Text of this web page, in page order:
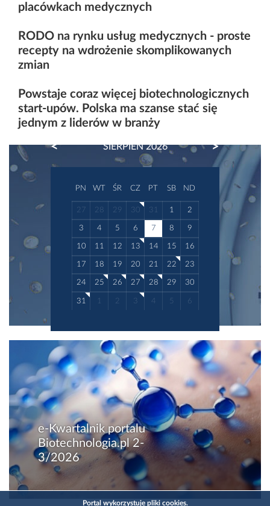
placówkach medycznych
RODO na rynku usług medycznych - proste
recepty na wdrożenie skomplikowanych
zmian
Powstaje coraz więcej biotechnologicznych
start-upów. Polska ma szanse stać się
jednym z liderów w branży
SIERPIEŃ 2026
PREVIOUS NEXT
PN WT ŚR CZ PT SB ND
27 28 29 30 31 1 2
3 4 5 6 7 8 9
10 11 12 13 14 15 16
17 18 19 20 21 22 23
24 25 26 27 28 29 30
31 1 2 3 4 5 6
e-Kwartalnik portalu
Biotechnologia.pl 2-
3/2026
Portal wykorzystuje pliki cookies.